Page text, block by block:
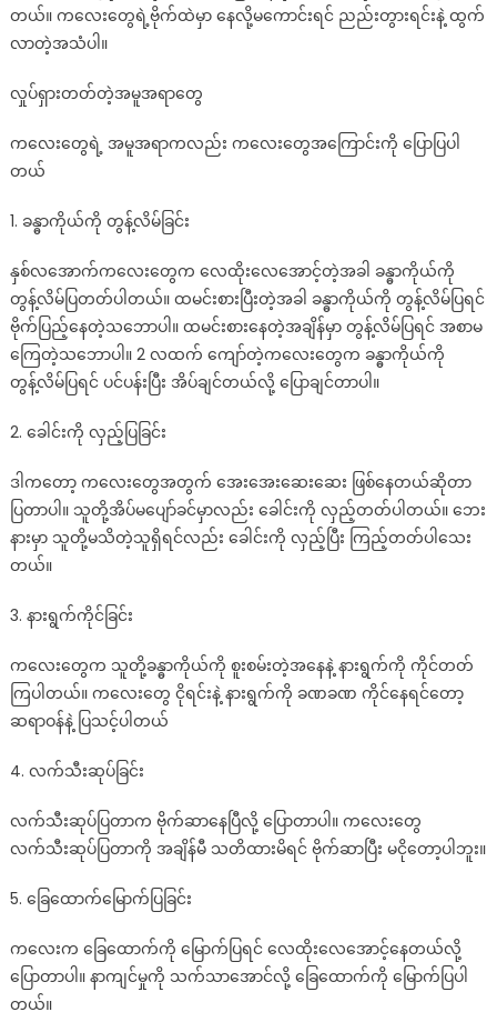
တယ်။ ကလေးတွေရဲ့ဗိုက်ထဲမှာ နေလို့မကောင်းရင် ညည်းတွားရင်းနဲ့ ထွက်
လာတဲ့အသံပါ။
လှုပ်ရှားတတ်တဲ့အမူအရာတွေ
ကလေးတွေရဲ့ အမူအရာကလည်း ကလေးတွေအကြောင်းကို ပြောပြပါ
တယ်
1. ခန္ဓာကိုယ်ကို တွန့်လိမ်ခြင်း
နှစ်လအောက်ကလေးတွေက လေထိုးလေအောင့်တဲ့အခါ ခန္ဓာကိုယ်ကို
တွန့်လိမ်ပြတတ်ပါတယ်။ ထမင်းစားပြီးတဲ့အခါ ခန္ဓာကိုယ်ကို တွန့်လိမ်ပြရင်
ဗိုက်ပြည့်နေတဲ့သဘောပါ။ ထမင်းစားနေတဲ့အချိန်မှာ တွန့်လိမ်ပြရင် အစာမ
ကြေတဲ့သဘောပါ။ 2 လထက် ကျော်တဲ့ကလေးတွေက ခန္ဓာကိုယ်ကို
တွန့်လိမ်ပြရင် ပင်ပန်းပြီး အိပ်ချင်တယ်လို့ ပြောချင်တာပါ။
2. ခေါင်းကို လှည့်ပြခြင်း
ဒါကတော့ ကလေးတွေအတွက် အေးအေးဆေးဆေး ဖြစ်နေတယ်ဆိုတာ
ပြတာပါ။ သူတို့အိပ်မပျော်ခင်မှာလည်း ခေါင်းကို လှည့်တတ်ပါတယ်။ ဘေး
နားမှာ သူတို့မသိတဲ့သူရှိရင်လည်း ခေါင်းကို လှည့်ပြီး ကြည့်တတ်ပါသေး
တယ်။
3. နားရွက်ကိုင်ခြင်း
ကလေးတွေက သူတို့ခန္ဓာကိုယ်ကို စူးစမ်းတဲ့အနေနဲ့ နားရွက်ကို ကိုင်တတ်
ကြပါတယ်။ ကလေးတွေ ငိုရင်းနဲ့ နားရွက်ကို ခဏခဏ ကိုင်နေရင်တော့
ဆရာဝန်နဲ့ ပြသင့်ပါတယ်
4. လက်သီးဆုပ်ခြင်း
လက်သီးဆုပ်ပြတာက ဗိုက်ဆာနေပြီလို့ ပြောတာပါ။ ကလေးတွေ
လက်သီးဆုပ်ပြတာကို အချိန်မီ သတိထားမိရင် ဗိုက်ဆာပြီး မငိုတော့ပါဘူး။
5. ခြေထောက်မြောက်ပြခြင်း
ကလေးက ခြေထောက်ကို မြောက်ပြရင် လေထိုးလေအောင့်နေတယ်လို့
ပြောတာပါ။ နာကျင်မှုကို သက်သာအောင်လို့ ခြေထောက်ကို မြောက်ပြပါ
တယ်။